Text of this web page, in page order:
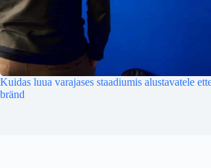
Kuidas luua varajases staadiumis alustavatele
bränd